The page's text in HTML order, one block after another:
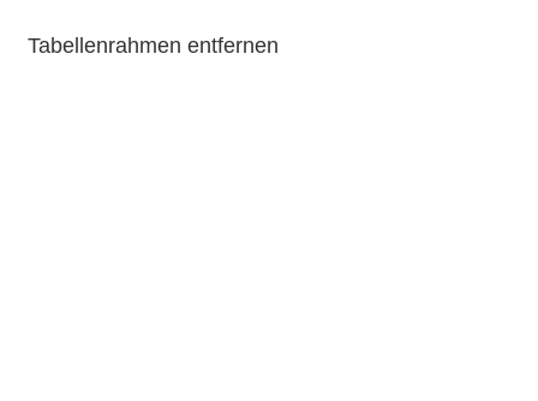
Tabellenrahmen entfernen